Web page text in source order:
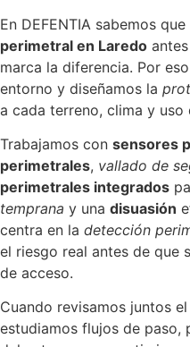
En DEFENTIA sabemos
perimetral en Laredo
marca la diferencia. Por
entorno y diseñamos la
a cada terreno, clima y uso
Trabajamos con sensores
perimetrales, vallado de
perimetrales integrados
temprana y una disuasión
centra en la detección
el riesgo real antes de que
de acceso.
Cuando revisamos juntos el
estudiamos flujos de paso,